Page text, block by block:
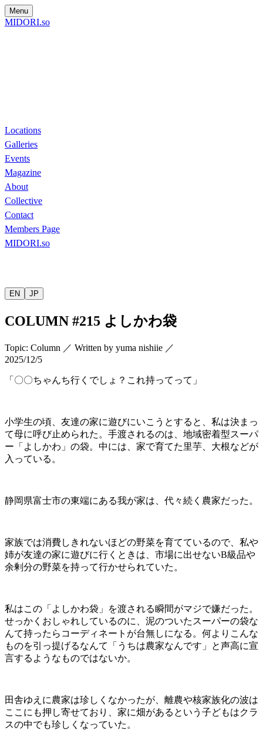
Menu
MIDORI.so
Locations
Galleries
Events
Magazine
About
Collective
Contact
Members Page
MIDORI.so
EN JP
COLUMN #215 よしかわ袋
Topic: Column ／ Written by yuma nishiie ／
2025/12/5
「〇〇ちゃんち行くでしょ？これ持ってって」
小学生の頃、友達の家に遊びにいこうとすると、私は決まっ
て母に呼び止められた。手渡されるのは、地域密着型スーパ
ー「よしかわ」の袋。中には、家で育てた里芋、大根などが
入っている。
静岡県富士市の東端にある我が家は、代々続く農家だった。
家族では消費しきれないほどの野菜を育てているので、私や
姉が友達の家に遊びに行くときは、市場に出せないB級品や
余剰分の野菜を持って行かせられていた。
私はこの「よしかわ袋」を渡される瞬間がマジで嫌だった。
せっかくおしゃれしているのに、泥のついたスーパーの袋な
んて持ったらコーディネートが台無しになる。何よりこんな
ものを引っ提げるなんて「うちは農家なんです」と声高に宣
言するようなものではないか。
田舎ゆえに農家は珍しくなかったが、離農や核家族化の波は
ここにも押し寄せており、家に畑があるという子どもはクラ
スの中でも珍しくなっていた。